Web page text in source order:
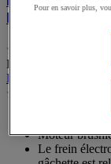
DEWALT
sur
5
étoiles.
Référence :
Kit 6 outils XR 18V
étoiles.
Moteur
Le frein
Pour en savoir plus,